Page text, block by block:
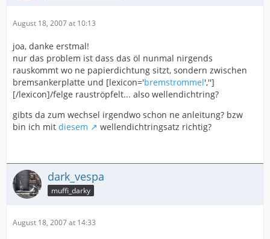
August 18, 2007 at 10:13
joa, danke erstmal!
nur das problem ist dass das öl nunmal nirgends
rauskommt wo ne papierdichtung sitzt, sondern zwischen
bremsankerplatte und [lexicon='bremstrommel','']
[/lexicon]/felge rauströpfelt... also wellendichtring?
gibts da zum wechsel irgendwo schon ne anleitung? bzw
bin ich mit diesem wellendichtringsatz richtig?
dark_vespa
muffi_darky
August 18, 2007 at 14:33